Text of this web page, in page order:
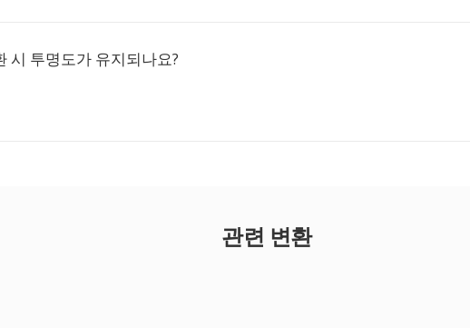
시 투명도가 유지되나요?
관련 변환